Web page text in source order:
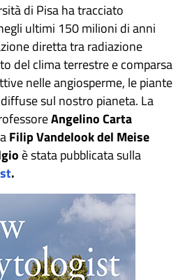
di Pisa ha tracciato
ultimi 150 milioni di anni
diretta tra radiazione
del clima terrestre e comparsa
nelle angiosperme, le piante
sul nostro pianeta. La
Angelino Carta
Filip Vandelook del Meise
è stata pubblicata sulla
.